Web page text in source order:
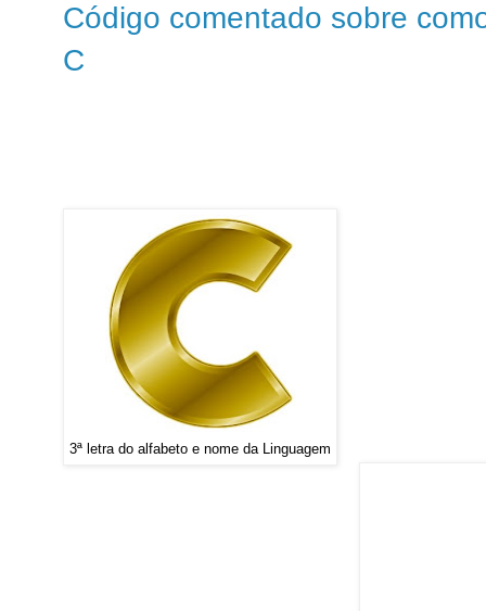
Código comentado sobre
C
3ª letra do alfabeto e nome da Linguagem